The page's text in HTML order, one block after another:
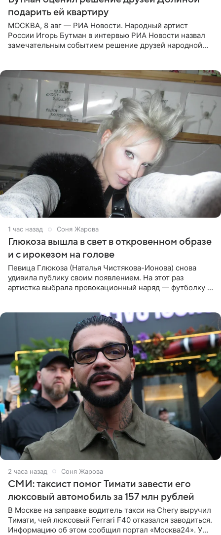
подарить ей квартиру
МОСКВА, 8 авг — РИА Новости. Народный артист
России Игорь Бутман в интервью РИА Новости назвал
замечательным событием решение друзей народной
1 час назад Соня Жарова
Глюкоза вышла в свет в откровенном образе
и с ирокезом на голове
Певица Глюкоза (Наталья Чистякова-Ионова) снова
удивила публику своим появлением. На этот раз
артистка выбрала провокационный наряд — футболку с
2 часа назад Соня Жарова
СМИ: таксист помог Тимати завести его
люксовый автомобиль за 157 млн рублей
В Москве на заправке водитель такси на Chery выручил
Тимати, чей люксовый Ferrari F40 отказался заводиться.
Информацию об этом сообщил портал «Москва24». У